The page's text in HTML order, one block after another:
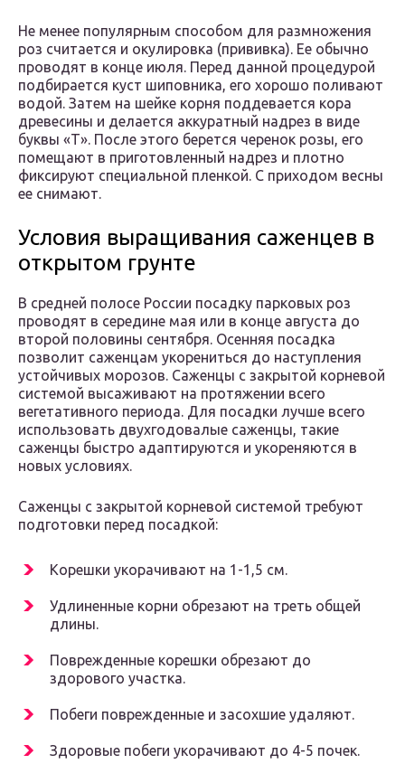
Не менее популярным способом для размножения
роз считается и окулировка (прививка). Ее обычно
проводят в конце июля. Перед данной процедурой
подбирается куст шиповника, его хорошо поливают
водой. Затем на шейке корня поддевается кора
древесины и делается аккуратный надрез в виде
буквы «Т». После этого берется черенок розы, его
помещают в приготовленный надрез и плотно
фиксируют специальной пленкой. С приходом весны
ее снимают.
Условия выращивания саженцев в
открытом грунте
В средней полосе России посадку парковых роз
проводят в середине мая или в конце августа до
второй половины сентября. Осенняя посадка
позволит саженцам укорениться до наступления
устойчивых морозов. Саженцы с закрытой корневой
системой высаживают на протяжении всего
вегетативного периода. Для посадки лучше всего
использовать двухгодовалые саженцы, такие
саженцы быстро адаптируются и укореняются в
новых условиях.
Саженцы с закрытой корневой системой требуют
подготовки перед посадкой:
Корешки укорачивают на 1-1,5 см.
Удлиненные корни обрезают на треть общей
длины.
Поврежденные корешки обрезают до
здорового участка.
Побеги поврежденные и засохшие удаляют.
Здоровые побеги укорачивают до 4-5 почек.